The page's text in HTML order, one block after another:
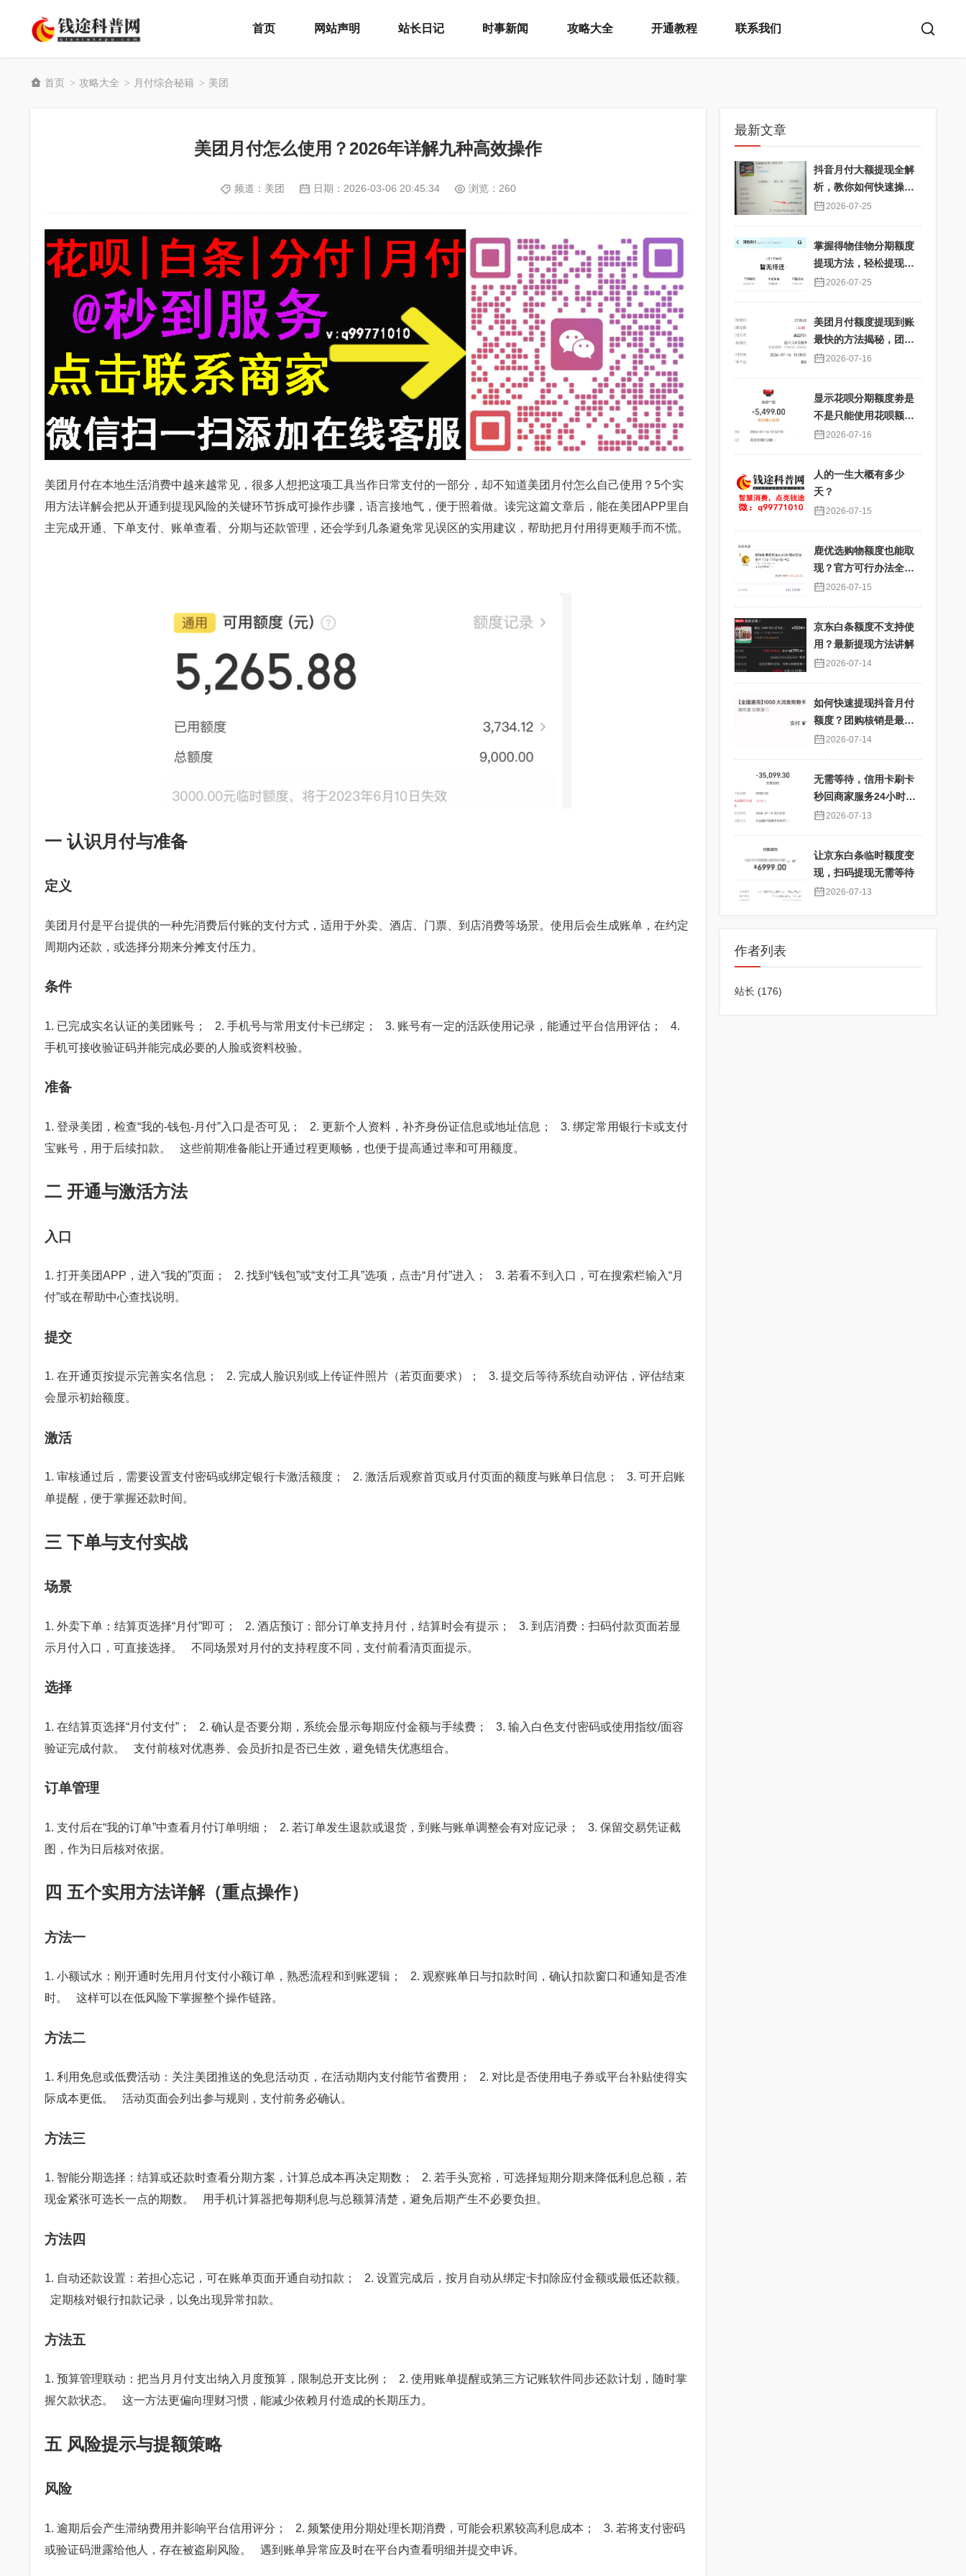
首页 网站声明 站长日记 时事新闻 攻略大全 开通教程 联系我们
首页 > 攻略大全 > 月付综合秘籍 > 美团
美团月付怎么使用？2026年详解九种高效操作
频道： 美团 日期： 2026-03-06 20:45:34 浏览：260
美团月付在本地生活消费中越来越常见，很多人想把这项工具当作日常支付的一部分，却不知道美团月付怎么自己使用？5个实
用方法详解会把从开通到提现风险的关键环节拆成可操作步骤，语言接地气，便于照着做。读完这篇文章后，能在美团APP里自
主完成开通、下单支付、账单查看、分期与还款管理，还会学到几条避免常见误区的实用建议，帮助把月付用得更顺手而不慌。
一 认识月付与准备
定义
美团月付是平台提供的一种先消费后付账的支付方式，适用于外卖、酒店、门票、到店消费等场景。使用后会生成账单，在约定
周期内还款，或选择分期来分摊支付压力。
条件
1. 已完成实名认证的美团账号； 2. 手机号与常用支付卡已绑定； 3. 账号有一定的活跃使用记录，能通过平台信用评估； 4.
手机可接收验证码并能完成必要的人脸或资料校验。
准备
1. 登录美团，检查“我的-钱包-月付”入口是否可见； 2. 更新个人资料，补齐身份证信息或地址信息； 3. 绑定常用银行卡或支付
宝账号，用于后续扣款。 这些前期准备能让开通过程更顺畅，也便于提高通过率和可用额度。
二 开通与激活方法
入口
1. 打开美团APP，进入“我的”页面； 2. 找到“钱包”或“支付工具”选项，点击“月付”进入； 3. 若看不到入口，可在搜索栏输入“月
付”或在帮助中心查找说明。
提交
1. 在开通页按提示完善实名信息； 2. 完成人脸识别或上传证件照片（若页面要求）； 3. 提交后等待系统自动评估，评估结束
会显示初始额度。
激活
1. 审核通过后，需要设置支付密码或绑定银行卡激活额度； 2. 激活后观察首页或月付页面的额度与账单日信息； 3. 可开启账
单提醒，便于掌握还款时间。
三 下单与支付实战
场景
1. 外卖下单：结算页选择“月付”即可； 2. 酒店预订：部分订单支持月付，结算时会有提示； 3. 到店消费：扫码付款页面若显
示月付入口，可直接选择。 不同场景对月付的支持程度不同，支付前看清页面提示。
选择
1. 在结算页选择“月付支付”； 2. 确认是否要分期，系统会显示每期应付金额与手续费； 3. 输入白色支付密码或使用指纹/面容
验证完成付款。 支付前核对优惠券、会员折扣是否已生效，避免错失优惠组合。
订单管理
1. 支付后在“我的订单”中查看月付订单明细； 2. 若订单发生退款或退货，到账与账单调整会有对应记录； 3. 保留交易凭证截
图，作为日后核对依据。
四 五个实用方法详解（重点操作）
方法一
1. 小额试水：刚开通时先用月付支付小额订单，熟悉流程和到账逻辑； 2. 观察账单日与扣款时间，确认扣款窗口和通知是否准
时。 这样可以在低风险下掌握整个操作链路。
方法二
1. 利用免息或低费活动：关注美团推送的免息活动页，在活动期内支付能节省费用； 2. 对比是否使用电子券或平台补贴使得实
际成本更低。 活动页面会列出参与规则，支付前务必确认。
方法三
1. 智能分期选择：结算或还款时查看分期方案，计算总成本再决定期数； 2. 若手头宽裕，可选择短期分期来降低利息总额，若
现金紧张可选长一点的期数。 用手机计算器把每期利息与总额算清楚，避免后期产生不必要负担。
方法四
1. 自动还款设置：若担心忘记，可在账单页面开通自动扣款； 2. 设置完成后，按月自动从绑定卡扣除应付金额或最低还款额。
定期核对银行扣款记录，以免出现异常扣款。
方法五
1. 预算管理联动：把当月月付支出纳入月度预算，限制总开支比例； 2. 使用账单提醒或第三方记账软件同步还款计划，随时掌
握欠款状态。 这一方法更偏向理财习惯，能减少依赖月付造成的长期压力。
五 风险提示与提额策略
风险
1. 逾期后会产生滞纳费用并影响平台信用评分； 2. 频繁使用分期处理长期消费，可能会积累较高利息成本； 3. 若将支付密码
或验证码泄露给他人，存在被盗刷风险。 遇到账单异常应及时在平台内查看明细并提交申诉。
最新文章
抖音月付大额提现全解
析，教你如何快速操
作！2026-07-25
掌握得物佳物分期额度
提现方法，轻松提现秒
到不再难
2026-07-25
美团月付额度提现到账
最快的方法揭秘，团购
核销提现秒到账
2026-07-16
显示花呗分期额度劵是
不是只能使用花呗额度
分期才能使用？提现过
2026-07-16
人的一生大概有多少
天？
2026-07-15
鹿优选购物额度也能取
现？官方可行办法全解
析 2026-07-15
京东白条额度不支持使
用？最新提现方法讲解
2026-07-14
如何快速提现抖音月付
额度？团购核销是最佳
选择！
2026-07-14
无需等待，信用卡刷卡
秒回商家服务24小时在
线 2026-07-13
让京东白条临时额度变
现，扫码提现无需等待
2026-07-13
作者列表
站长 (176)